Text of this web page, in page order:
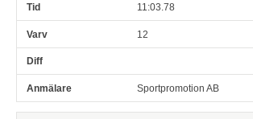
11:03.78
12
Sportpromotion AB